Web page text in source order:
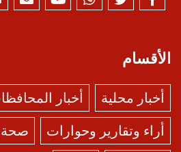
الأقسام
أخبار محلية أخبار
أراء وتقارير وحوارات
صحة